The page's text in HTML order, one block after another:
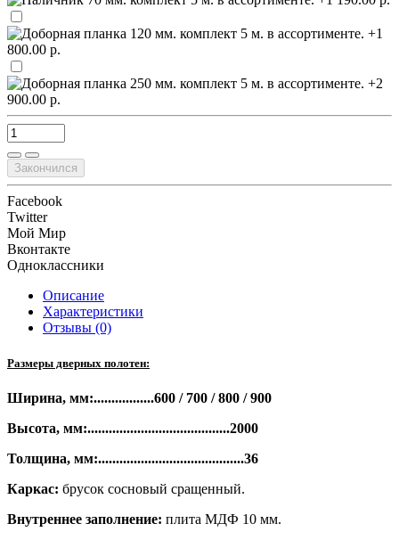
Закончился
Facebook
Twitter
Мой Мир
Вконтакте
Одноклассники
Описание
Характеристики
Отзывы (0)
Размеры дверных полотен:
Ширина, мм:.................600 / 700 / 800 / 900
Высота, мм:........................................2000
Толщина, мм:.........................................36
Каркас: брусок сосновый сращенный.
Внутреннее заполнение: плита МДФ 10 мм.